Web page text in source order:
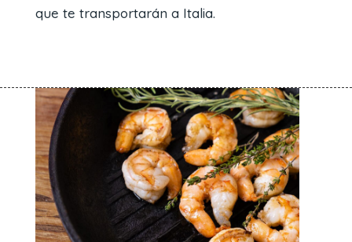
que te transportarán a Italia.